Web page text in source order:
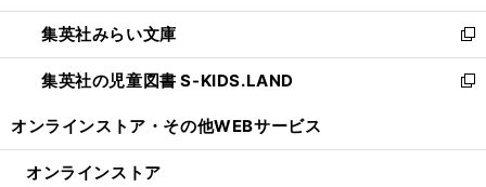
開
く
ウ
で
開
く
ン
ド
ウ
で
ウ
ィ
ン
ド
開
集英社みらい文庫
新
し
い
ン
集英社の児童図書 S-KIDS.LAND
新
ウ
オンラインストア・ その他WEBサービス
オンラインストア